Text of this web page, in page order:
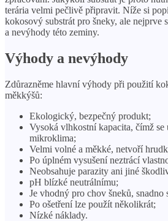
terária velmi pečlivě připravit. Níže si
kokosový substrát pro šneky, ale nejprve
a nevýhody této zeminy.
Výhody a nevýhody
Zdůrazněme hlavní výhody při použití
měkkýšů:
Ekologický, bezpečný produkt;
Vysoká vlhkostní kapacita, čímž se
mikroklima;
Velmi volné a měkké, netvoří
Po úplném vysušení neztrácí
Neobsahuje parazity ani jiné
pH blízké neutrálnímu;
Je vhodný pro chov šneků, snadno
Po ošetření lze použít několikrát;
Nízké náklady.